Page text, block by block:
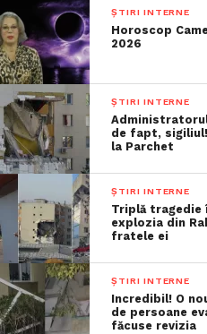
ȘTIRI INTERNE
Horoscop
2026
ȘTIRI INTERNE
de fapt,
la Parchet
ȘTIRI INTERNE
Triplă tragedie
explozia din
fratele ei
ȘTIRI INTERNE
Incredibil! O
de persoane
făcuse revizia